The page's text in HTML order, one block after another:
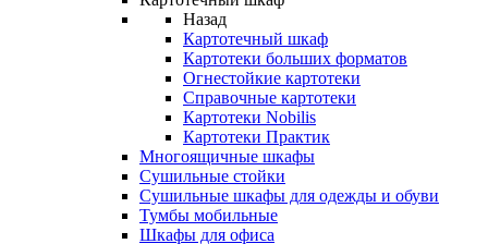
Назад
Картотечный шкаф
Картотеки больших форматов
Огнестойкие картотеки
Справочные картотеки
Картотеки Nobilis
Картотеки Практик
Многоящичные шкафы
Сушильные стойки
Сушильные шкафы для одежды и обуви
Тумбы мобильные
Шкафы для офиса